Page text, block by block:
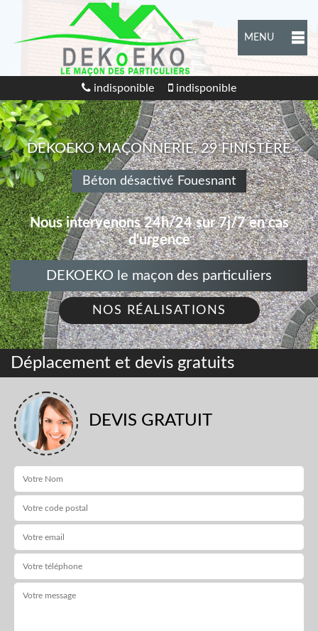
MENU
indisponible indisponible
DEKOEKO MAÇONNERIE, 29 FINISTÈRE
Béton désactivé Fouesnant
Nous intervenons 24h/24 sur 7j/7 en cas
d'urgence
DEKOEKO le maçon des particuliers
NOS RÉALISATIONS
Déplacement et devis gratuits
DEVIS GRATUIT